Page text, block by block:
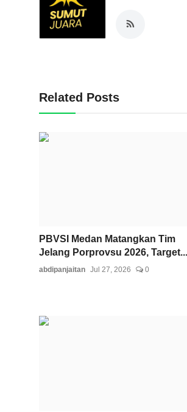
Related Posts
PBVSI Medan Matangkan Tim
Jelang Porprovsu 2026, Target...
abdipanjaitan Jul 27, 2026 0